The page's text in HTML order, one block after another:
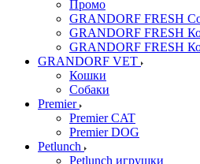
Промо
GRANDORF FRESH
GRANDORF FRESH
GRANDORF FRESH
GRANDORF VET
Кошки
Собаки
Premier
Premier CAT
Premier DOG
Petlunch
Petlunch игрушки